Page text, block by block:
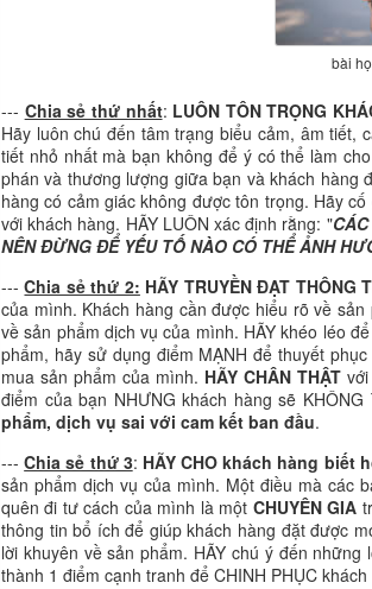
bài
--- Chia sẻ thứ nhất: LUÔN TÔN TRỌNG
Hãy luôn chú đến tâm trạng biểu cảm, âm tiết,
tiết nhỏ nhất mà bạn không để ý có thể làm
phán và thương lượng giữa bạn và khách hàng
hàng có cảm giác không được tôn trọng. Hãy
với khách hàng. HÃY LUÔN xác định rằng: "
NÊN ĐỪNG ĐỂ YẾU TỐ NÀO CÓ THỂ ẢNH
---Chia sẻ thứ 2: HÃY TRUYỀN ĐẠT THÔNG
của mình. Khách hàng cần được hiểu rõ về
về sản phẩm dịch vụ của mình. HÃY khéo léo
phẩm, hãy sử dụng điểm MẠNH để thuyết
mua sản phẩm của mình. HÃY CHÂN THẬT
điểm của bạn NHƯNG khách hàng sẽ
phẩm, dịch vụ sai với cam kết ban đầu.
---Chia sẻ thứ 3: HÃY CHO khách hàng
sản phẩm dịch vụ của mình. Một điều mà các
quên đi tư cách của mình là một CHUYÊN GIA
thông tin bổ ích để giúp khách hàng đặt được
lời khuyên về sản phẩm. HÃY chú ý đến
thành 1 điểm cạnh tranh để CHINH PHỤC khách